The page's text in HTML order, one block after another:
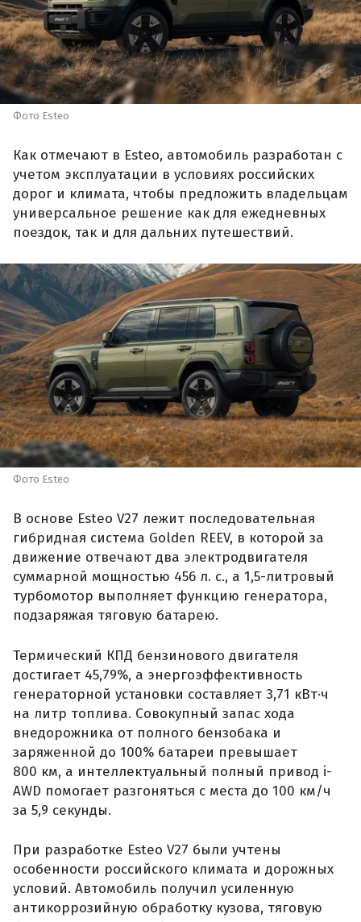
Фото Esteo
Как отмечают в Esteo, автомобиль разработан с
учетом эксплуатации в условиях российских
дорог и климата, чтобы предложить владельцам
универсальное решение как для ежедневных
поездок, так и для дальних путешествий.
Фото Esteo
В основе Esteo V27 лежит последовательная
гибридная система Golden REEV, в которой за
движение отвечают два электродвигателя
суммарной мощностью 456 л. с., а 1,5-литровый
турбомотор выполняет функцию генератора,
подзаряжая тяговую батарею.
Термический КПД бензинового двигателя
достигает 45,79%, а энергоэффективность
генераторной установки составляет 3,71 кВт·ч
на литр топлива. Совокупный запас хода
внедорожника от полного бензобака и
заряженной до 100% батареи превышает
800 км, а интеллектуальный полный привод i-
AWD помогает разгоняться с места до 100 км/ч
за 5,9 секунды.
При разработке Esteo V27 были учтены
особенности российского климата и дорожных
условий. Автомобиль получил усиленную
антикоррозийную обработку кузова, тяговую